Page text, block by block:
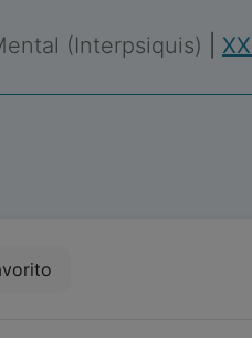
(Interpsiquis)